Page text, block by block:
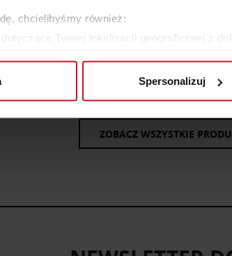
chcielibyśmy również:
Twojej lokalizacji geograficznej z
tego, jak Twoje osobiste dane są
do spersonalizowania treści i reklam, aby
Spersonalizuj
ZAPYTAJ O CENĘ W SALONIE
ZOBACZ WSZYSTKIE